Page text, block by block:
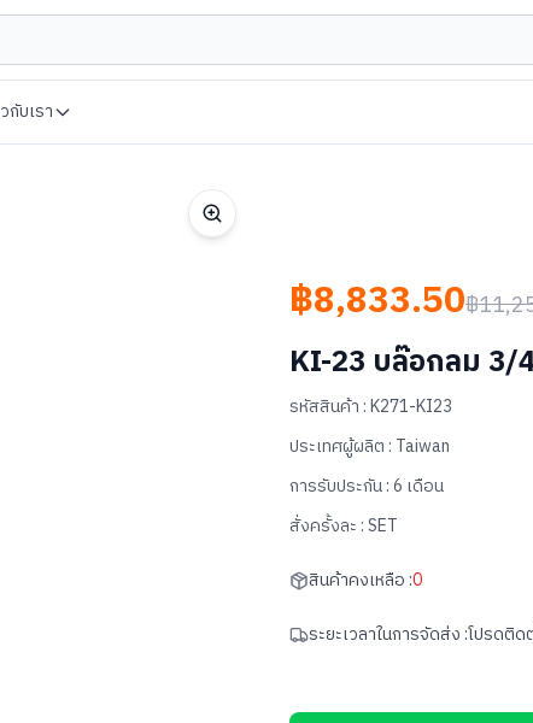
กับเรา
฿8,833.50฿
KI-23 บล๊อกลม 3/
รหัสสินค้า :K271-KI23
ประเทศผู้ผลิต : Taiwan
การรับประกัน :6 เดือน
สั่งครั้งละ :SET
สินค้าคงเหลือ :0
ระยะเวลาในการจัดส่ง :โปรดติด